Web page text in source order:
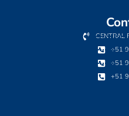
CENTRAL
+51
+51
+51